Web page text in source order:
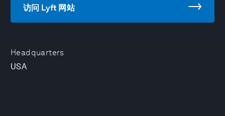
Headquarters
USA
访问 Lyft 网站